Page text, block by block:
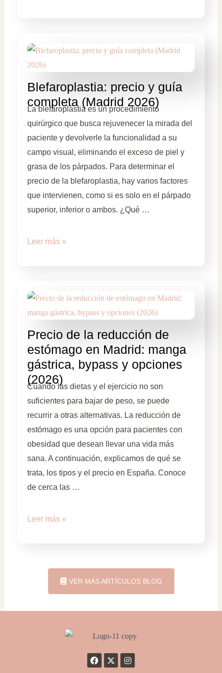
Blefaroplastia: precio y guía
completa (Madrid 2026)
La blefaroplastia es un procedimiento
quirúrgico que busca rejuvenecer la mirada del
paciente y devolverle la funcionalidad a su
campo visual, eliminando el exceso de piel y
grasa de los párpados. Para determinar el
precio de la blefaroplastia, hay varios factores
que intervienen, como si es solo en el párpado
superior, inferior o ambos. ¿Qué …
Leer más »
Precio de la reducción de
estómago en Madrid: manga
gástrica, bypass y opciones
(2026)
Cuando las dietas y el ejercicio no son
suficientes para bajar de peso, se puede
recurrir a otras alternativas. La reducción de
estómago es una opción para pacientes con
obesidad que desean llevar una vida más
sana. A continuación, explicamos de qué se
trata, los tipos y el precio en España. Conoce
de cerca las …
Leer más »
VER MÁS ARTÍCULOS BLOG